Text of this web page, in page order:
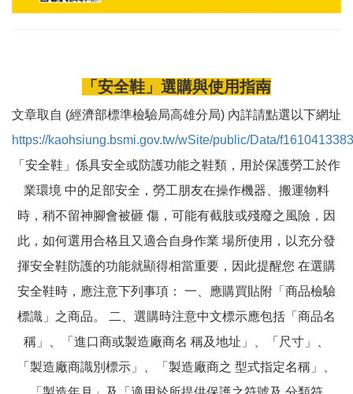
「安全鞋」選購與使用指南
文章取自 (經濟部標準檢驗局高雄分局) 內詳請點選以下網址
https://kaohsiung.bsmi.gov.tw/wSite/public/Data/
「安全鞋」係具安全或防護功能之鞋類，用於保護勞工於作
業環境 中的足部安全，勞工朋友在操作機器、搬運物料
時，稍不留神腳會被砸 傷，可能有截肢或殘廢之風險，因
此，如何選用合格且又適合自身作業 場所使用，以充分發
揮安全鞋防護的功能就顯得相當重要，因此提醒您 在選購
安全鞋時，應注意下列事項： 一、應購買貼附「商品檢驗
標識」之商品。 二、選購時注意中文標示應包括「商品名
稱」、「進口商或製造廠商名 稱及地址」、「尺寸」、
「製造廠商識別標示」、「製造廠商之 型式指定名稱」、